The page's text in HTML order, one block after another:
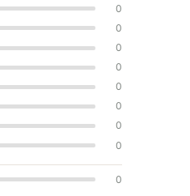
0
0
0
0
0
0
0
0
0